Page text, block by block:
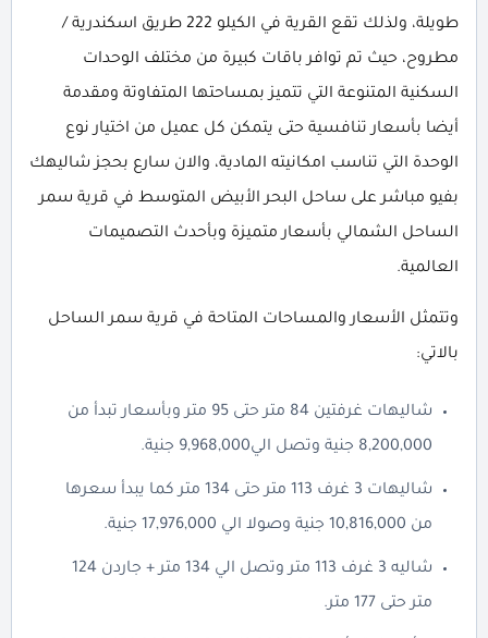
طويلة، ولذلك تقع القرية في الكيلو 222 طريق اسكندرية /
مطروح، حيث تم توافر باقات كبيرة من مختلف الوحدات
السكنية المتنوعة التي تتميز بمساحتها المتفاوتة ومقدمة
أيضا بأسعار تنافسية حتى يتمكن كل عميل من اختيار نوع
الوحدة التي تناسب امكانيته المادية، والان سارع بحجز شاليهك
بفيو مباشر على ساحل البحر الأبيض المتوسط في قرية سمر
الساحل الشمالي بأسعار متميزة وبأحدث التصميمات
العالمية.
وتتمثل الأسعار والمساحات المتاحة في قرية سمر الساحل
بالاتي:
شاليهات غرفتين 84 متر حتى 95 متر وبأسعار تبدأ من
8,200,000 جنية وتصل الي9,968,000 جنية.
شاليهات 3 غرف 113 متر حتى 134 متر كما يبدأ سعرها
من 10,816,000 جنية وصولا الي 17,976,000 جنية.
شاليه 3 غرف 113 متر وتصل الي 134 متر + جاردن 124
متر حتى 177 متر.